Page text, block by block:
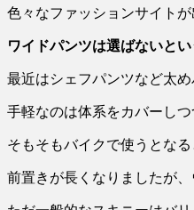
色々なファッションサイト
ワイドパンツは選ばないとい
最近はシェフパンツなど太
手軽なのは体系をカバーし
そもそもバイクで使うとな
前置きが長くなりましたが